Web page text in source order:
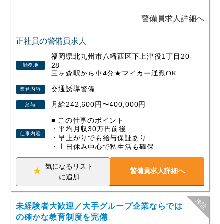
正社員の警備員求人
勤務地
福岡県北九州市八幡西区下上津役1丁目20-
28
三ヶ森駅から車4分★マイカー通勤OK
業務内容 交通誘導警備
給与 月給242,600円〜400,000円
仕事内容
■ この仕事のポイント
・平均月収30万円前後
・早上がりでも給与保証あり
・土日休み中心で私生活も確保
■ 業務概要
道路の安全を守る、社会に欠かせない仕事
です。
工事が安全に進むよう、交通規制の設置や
監視・誘導をチームで行います。
す。
働く環境もしっかり整えているので、
「警備って大変そう」と感じている方ほど、一度見てほしい
警備員求人詳細へ
気になるリスト
に追加
警備員求人詳細へ
未経験者大歓迎／大手グループ企業ならでは
の確かな教育制度を完備